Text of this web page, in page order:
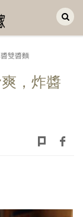
雙醬麵
，炸醬